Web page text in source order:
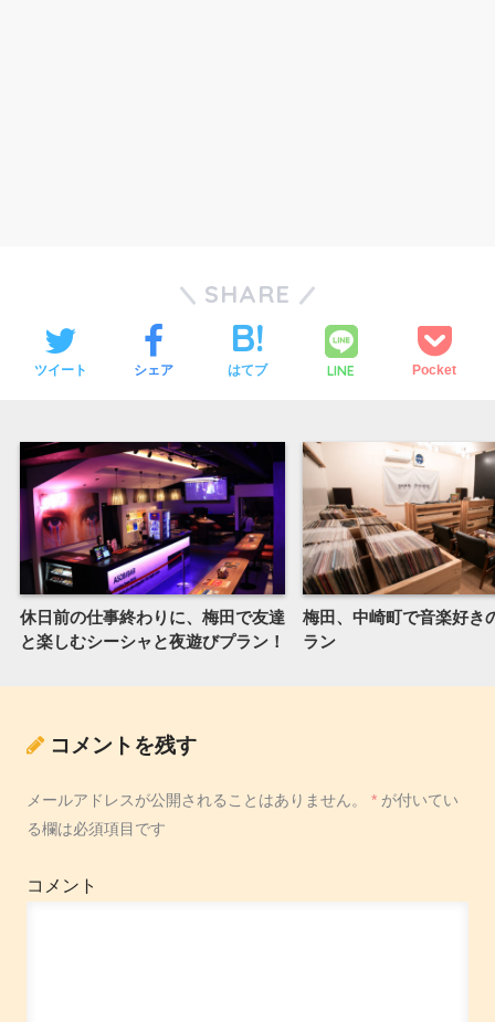
SHARE
ツイート シェア はてブ LINE Pocket
休日前の仕事終わりに、梅田で友達
と楽しむシーシャと夜遊びプラン！
梅田、中崎町で音楽好き
ラン
コメントを残す
メールアドレスが公開されることはありません。 * が付いてい
る欄は必須項目です
コメント